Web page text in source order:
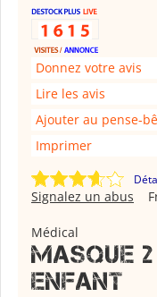
Donnez votre avis
Lire les avis
Ajouter au pense-
Imprimer
Signalez un abus
Médical
Masque
enfant